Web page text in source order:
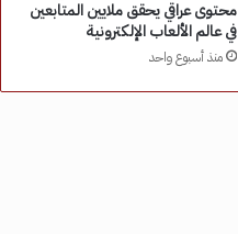
محتوى عراقي يحقق ملايين المتابعين
في عالم الألعاب الإلكترونية
منذ أسبوع واحد